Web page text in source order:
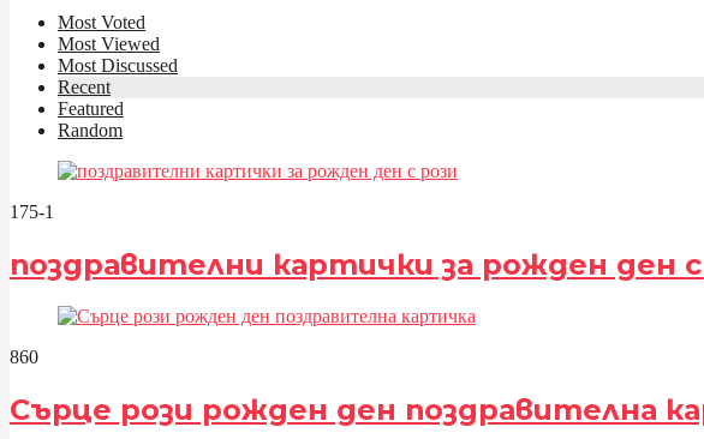
Most Voted
Most Viewed
Most Discussed
Recent
Featured
Random
175-1
поздравителни картички за рожден ден с
860
Сърце рози рожден ден поздравителна